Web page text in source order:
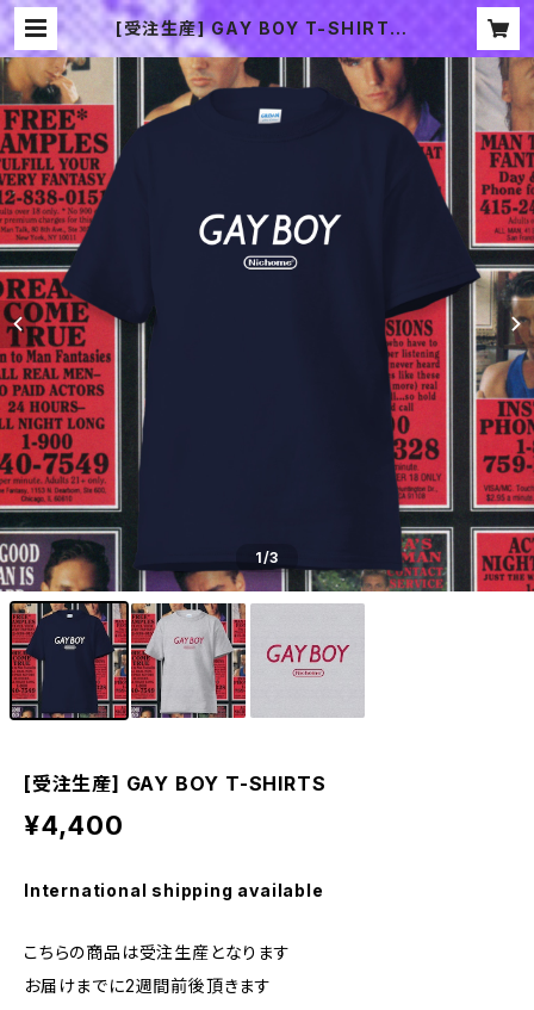
[受注生産] GAY BOY T-SHIRTS |
2CHOME SOUVENIR SHOP
1/3
[受注生産] GAY BOY T-SHIRTS
¥4,400
International shipping available
こちらの商品は受注生産となります
お届けまでに2週間前後頂きます